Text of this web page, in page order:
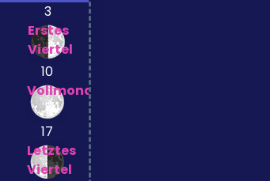
3
Erstes
Viertel
10
Vollmond
17
Letztes
Viertel